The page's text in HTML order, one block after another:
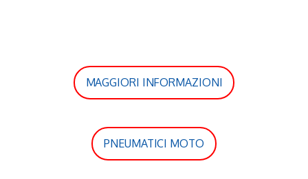
PNEUMATICI MOTO
MAGGIORI INFORMAZIONI